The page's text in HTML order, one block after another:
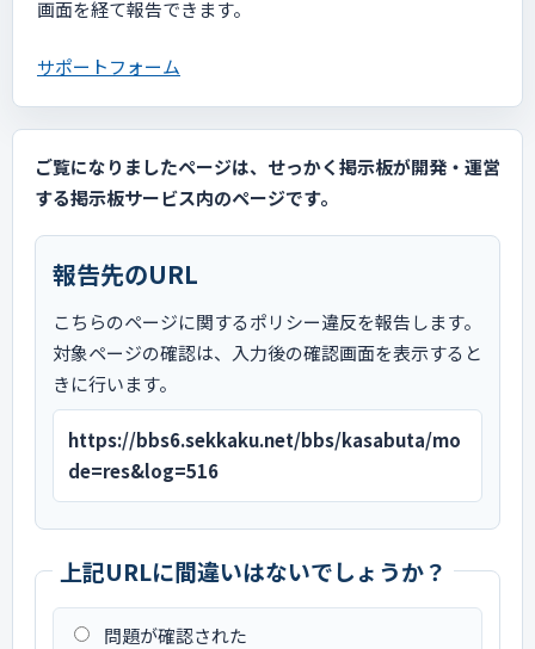
画面を経て報告できます。
サポートフォーム
ご覧になりましたページは、せっかく掲示板が開発・運営
する掲示板サービス内のページです。
報告先のURL
こちらのページに関するポリシー違反を報告します。
対象ページの確認は、入力後の確認画面を表示すると
きに行います。
https://bbs6.sekkaku.net/bbs/kasabuta/mo
de=res&log=516
上記URLに間違いはないでしょうか？
問題が確認された